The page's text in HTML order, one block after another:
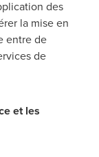
des
la mise en
entre de
de
et les